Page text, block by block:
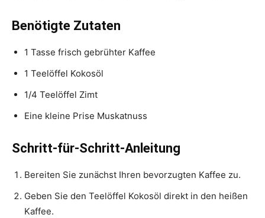
Benötigte Zutaten
1 Tasse frisch gebrühter Kaffee
1 Teelöffel Kokosöl
1/4 Teelöffel Zimt
Eine kleine Prise Muskatnuss
Schritt-für-Schritt-Anleitung
Bereiten Sie zunächst Ihren bevorzugten Kaffee zu.
Geben Sie den Teelöffel Kokosöl direkt in den heißen
Kaffee.